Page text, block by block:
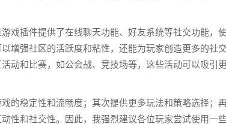
戏插件提供了在线聊天功能、好友系统等社交功能，
增强社区的活跃度和粘性，还能为玩家创造更多的社
动和比赛，如公会战、竞技场等，这些活动可以吸引
的稳定性和流畅度；其次提供更多玩法和策略选择；
性和社交性。因此，我强烈建议各位玩家尝试使用一